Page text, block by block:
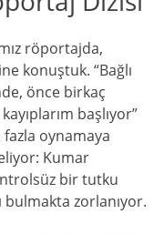
röportajda,
konuştuk. “Bağlı
önce birkaç
başlıyor”
oynamaya
Kumar
bir tutku
bulmakta zorlanıyor.